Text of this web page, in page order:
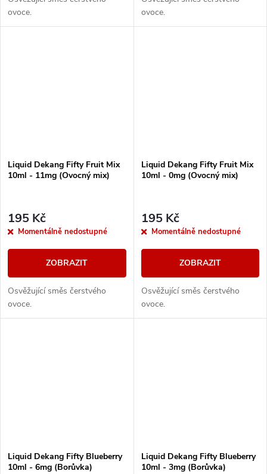
ovoce.
ovoce.
Liquid Dekang Fifty Fruit Mix
10ml - 11mg (Ovocný mix)
195 Kč
Momentálně nedostupné
ZOBRAZIT
Osvěžující směs čerstvého
ovoce.
Liquid Dekang Fifty Fruit Mix
10ml - 0mg (Ovocný mix)
195 Kč
Momentálně nedostupné
ZOBRAZIT
Osvěžující směs čerstvého
ovoce.
Liquid Dekang Fifty Blueberry
10ml - 6mg (Borůvka)
Liquid Dekang Fifty Blueberry
10ml - 3mg (Borůvka)